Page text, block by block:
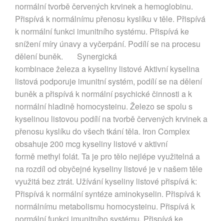
normální tvorbě červených krvinek a hemoglobinu.
Přispívá k normálnímu přenosu kyslíku v těle. Přispívá
k normální funkci imunitního systému. Přispívá ke
snížení míry únavy a vyčerpání. Podílí se na procesu
dělení buněk. Synergická
kombinace železa a kyseliny listové Aktivní kyselina
listová podporuje imunitní systém, podílí se na dělení
buněk a přispívá k normální psychické činnosti a k
normální hladině homocysteinu. Železo se spolu s
kyselinou listovou podílí na tvorbě červených krvinek a
přenosu kyslíku do všech tkání těla. Iron Complex
obsahuje 200 mcg kyseliny listové v aktivní
formě methyl folát. Ta je pro tělo nejlépe využitelná a
na rozdíl od obyčejné kyseliny listové je v našem těle
využitá bez ztrát. Užívání kyseliny listové přispívá k:
Přispívá k normální syntéze aminokyselin. Přispívá k
normálnímu metabolismu homocysteinu. Přispívá k